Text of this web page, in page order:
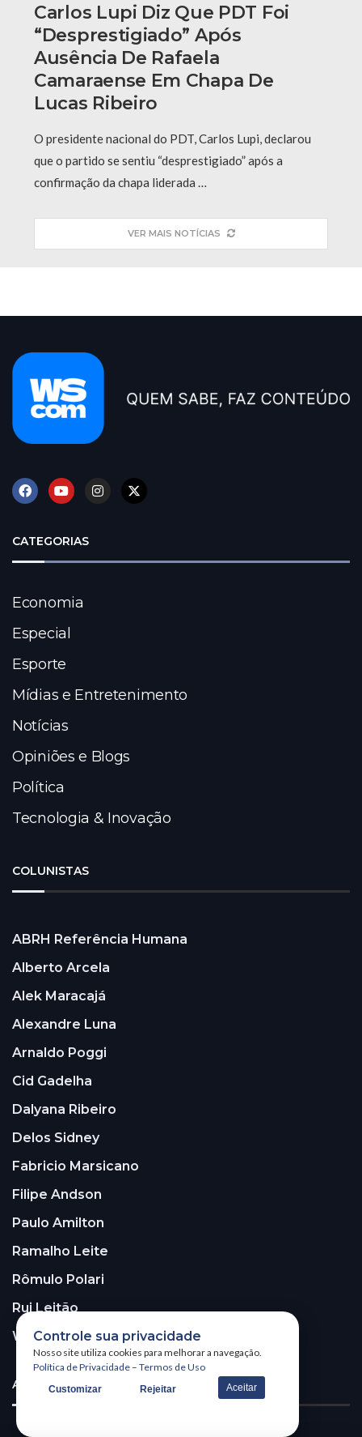
Carlos Lupi Diz Que PDT Foi
“desprestigiado” Após
Ausência De Rafaela
Camaraense Em Chapa De
Lucas Ribeiro
O presidente nacional do PDT, Carlos Lupi, declarou
que o partido se sentiu “desprestigiado” após a
confirmação da chapa liderada …
VER MAIS NOTÍCIAS
CATEGORIAS
Economia
Especial
Esporte
Mídias e Entretenimento
Notícias
Opiniões e Blogs
Política
Tecnologia & Inovação
COLUNISTAS
ABRH Referência Humana
Alberto Arcela
Alek Maracajá
Alexandre Luna
Arnaldo Poggi
Cid Gadelha
Dalyana Ribeiro
Delos Sidney
Fabricio Marsicano
Filipe Andson
Paulo Amilton
Ramalho Leite
Rômulo Polari
Rui Leitão
Walter Santos
ASSINE A NOSSA NEWSLETTER!
Controle sua privacidade
Nosso site utiliza cookies para melhorar a navegação.
Política de Privacidade – Termos de Uso
Customizar Rejeitar Aceitar